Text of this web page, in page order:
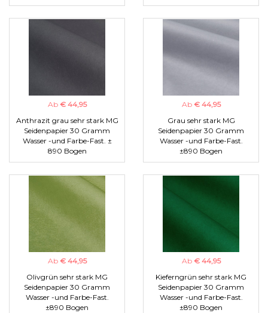
Ab € 44,95
Anthrazit grau sehr stark MG
Seidenpapier 30 Gramm
Wasser -und Farbe-Fast. ±
890 Bogen
Ab € 44,95
Grau sehr stark MG
Seidenpapier 30 Gramm
Wasser -und Farbe-Fast.
±890 Bogen
Ab € 44,95
Olivgrün sehr stark MG
Seidenpapier 30 Gramm
Wasser -und Farbe-Fast.
±890 Bogen
Ab € 44,95
Kieferngrün sehr stark MG
Seidenpapier 30 Gramm
Wasser -und Farbe-Fast.
±890 Bogen